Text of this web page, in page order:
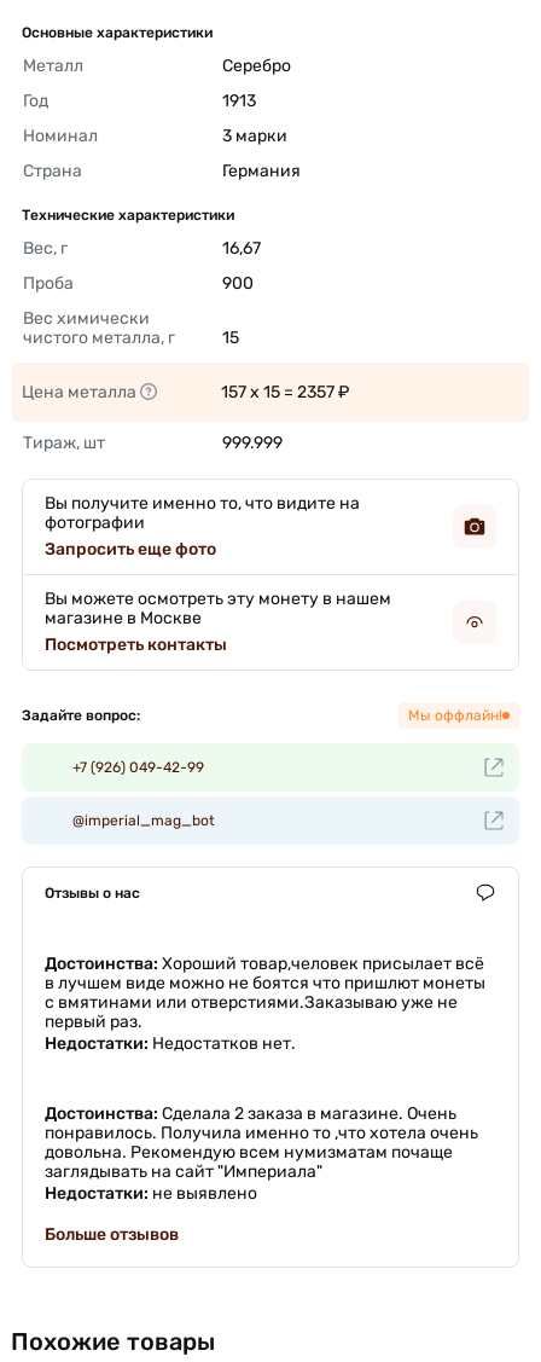
Основные характеристики
Металл
Серебро
Год
1913
Номинал
3 марки
Страна
Германия
Технические характеристики
Вес, г
16,67
Проба
900
Вес химически
чистого металла, г
15
Цена металла 157 x 15 = 2357 ₽
Тираж, шт 999.999
Вы получите именно то, что видите на
фотографии
Запросить еще фото
Вы можете осмотреть эту монету в нашем
магазине в Москве
Посмотреть контакты
Задайте вопрос: Мы оффлайн!
+7 (926) 049-42-99
@imperial_mag_bot
Отзывы о нас
Достоинства: Хороший товар,человек присылает всё
в лучшем виде можно не боятся что пришлют монеты
с вмятинами или отверстиями.Заказываю уже не
первый раз.
Недостатки: Недостатков нет.
Достоинства: Сделала 2 заказа в магазине. Очень
понравилось. Получила именно то ,что хотела очень
довольна. Рекомендую всем нумизматам почаще
заглядывать на сайт "Империала"
Недостатки: не выявлено
Больше отзывов
Похожие товары